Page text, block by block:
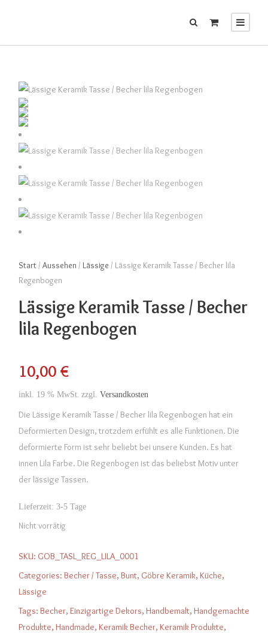
Start/ Aussehen / Lässige / Lässige Keramik Tasse / Becher lila
Regenbogen
Lässige Keramik Tasse / Becher
lila Regenbogen
10,00 €
inkl. 19 % MwSt. zzgl. Versandkosten
Die Lässige Keramik Tasse / Becher lila Regenbogen hat ein
Deformierten Design, trotzdem erfühlt es alle Funktionen. Die
deformierte Form ist sehr beliebt bei unsere Kunden. Es hat
innen Lila Farbe. Die Regenbogen ist das beliebst Motiv unter
der lässige Tassen.
Lieferzeit: 3-5 Tage
Nicht vorrätig
SKU: GOB_TASL_REG_LILA_0001
Categories: Becher / Tasse, Bunt, Göbre Keramik, Küche,
Lässige
Tags: Becher, Einzigartige Dekors, Handbemalt, Handgemachte
Produkte, Handmade, Keramik Becher, Keramik Produkte,